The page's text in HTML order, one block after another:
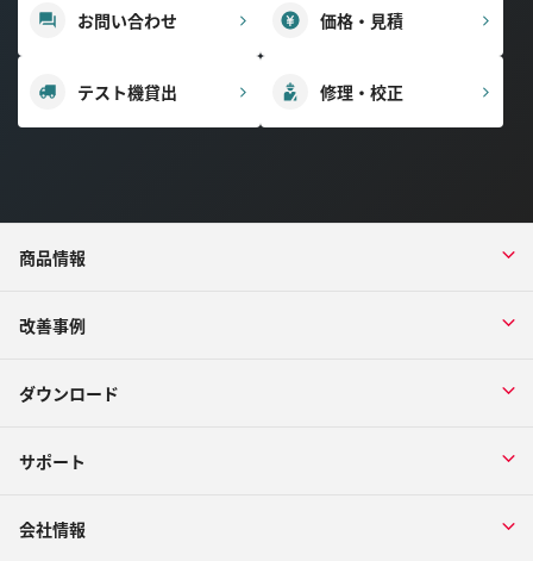
お問い合わせ 価格・見積
テスト機貸出 修理・校正
商品情報
改善事例
ダウンロード
サポート
会社情報